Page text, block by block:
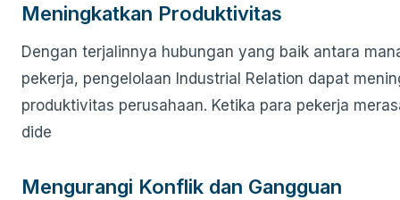
Meningkatkan Produktivitas
Dengan terjalinnya hubungan yang baik antara
pekerja, pengelolaan Industrial Relation dapat
produktivitas perusahaan. Ketika para pekerja
dide
Mengurangi Konflik dan Gangguan